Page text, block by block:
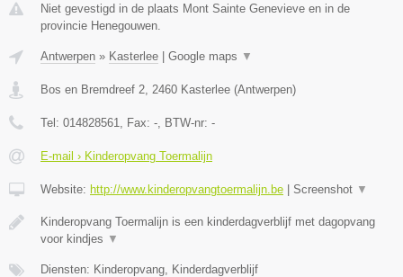
Niet gevestigd in de plaats Mont Sainte Genevieve en in de
provincie Henegouwen.
Antwerpen » Kasterlee Google maps ▼
Bos en Bremdreef 2 2460 Kasterlee (Antwerpen)
Tel: 014828561 , Fax: - , BTW-nr: -
E-mail › Kinderopvang Toermalijn
Website: http://www.kinderopvangtoermalijn.be Screenshot ▼
Kinderopvang Toermalijn is een kinderdagverblijf met dagopvang
voor kindjes ▼
Diensten: Kinderopvang, Kinderdagverblijf